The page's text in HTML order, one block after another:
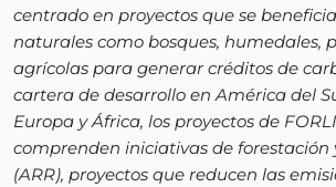
centrado en proyectos que se
naturales como bosques, humedales,
agrícolas para generar créditos de
cartera de desarrollo en América del
Europa y África, los proyectos de
comprenden iniciativas de forestación
(ARR), proyectos que reducen las